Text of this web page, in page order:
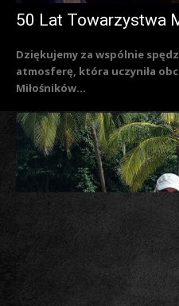
50 Lat Towarzystwa
Dziękujemy za wspólnie
atmosferę, która uczyniła
Miłośników...